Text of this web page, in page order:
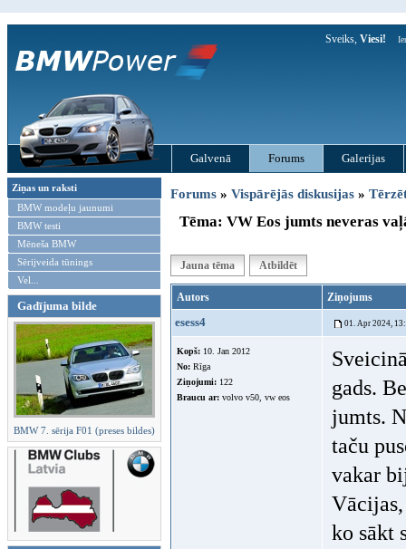
Sveiks, Viesi!
Galvenā Forums Galerijas
Ziņas un raksti
BMW modeļu jaunumi
BMW testi
Mēneša BMW
Sērijveida tūnings
Vel...
Gadījuma bilde
BMW 7. sērija F01 (preses bildes)
Forums » Vispārējās diskusijas »
Tēma: VW Eos jumts neveras
Jauna tēma Atbildēt
Autors Ziņojums
esess4 01. Apr 2024,
Kopš: 10. Jan 2012
No: Rīga
Ziņojumi: 122
Braucu ar: volvo v50, vw eos
gads.
jumts.
taču
vakar
Vācijas,
ko sākt